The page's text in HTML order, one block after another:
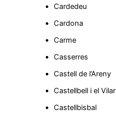
Cardedeu
Cardona
Carme
Casserres
Castell de l’Areny
Castellbell i el Vilar
Castellbisbal